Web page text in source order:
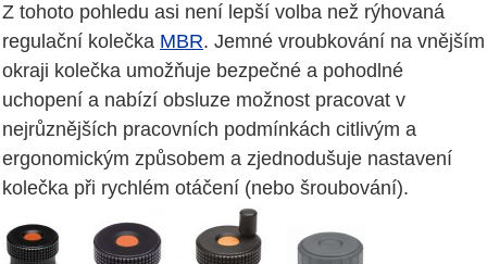
Z tohoto pohledu asi není lepší volba než rýhovaná
regulační kolečka MBR. Jemné vroubkování na vnějším
okraji kolečka umožňuje bezpečné a pohodlné
uchopení a nabízí obsluze možnost pracovat v
nejrůznějších pracovních podmínkách citlivým a
ergonomickým způsobem a zjednodušuje nastavení
kolečka při rychlém otáčení (nebo šroubování).